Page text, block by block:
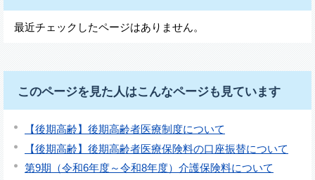
最近チェックしたページはありません。
このページを見た人はこんなページも見ています
【後期高齢】後期高齢者医療制度について
【後期高齢】後期高齢者医療保険料の口座振替について
第9期（令和6年度～令和8年度）介護保険料について